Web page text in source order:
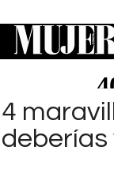
BIENESTAR
ACTUALIDAD
4
deberías